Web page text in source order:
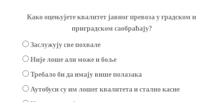
Како оцењујете квалитет јавног превоза у градском и
приградском саобраћају?
Заслужују све похвале
Није лоше али може и боље
Требало би да имају више полазака
Аутобуси су им лошег квалитета и стално касне